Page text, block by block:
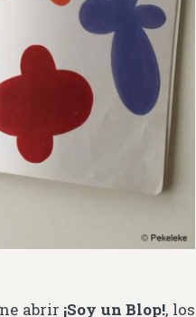
abrir ¡Soy un Blop!, los